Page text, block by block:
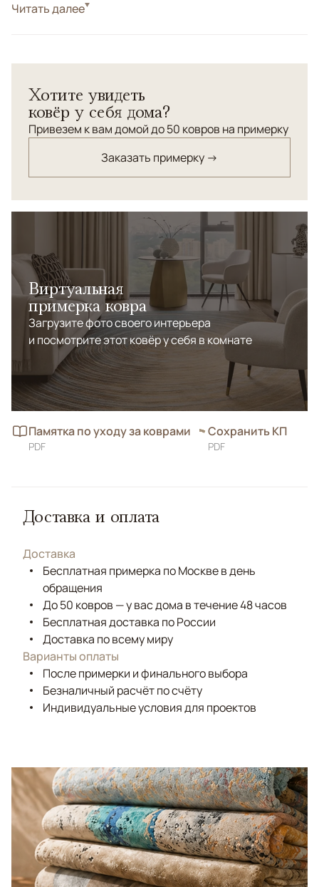
СтильСовременные
оттенка создает превосходный фон для любой
обстановки в стиле урбанистического шика.
Читать далее
Хотите увидеть
ковёр у себя дома?
Привезем к вам домой до 50 ковров на примерку
Заказать примерку →
Виртуальная
примерка ковра
Загрузите фото своего интерьера
и посмотрите этот ковёр у себя в комнате
Памятка по уходу за коврами
PDF
Сохранить КП
PDF
Доставка и оплата
Доставка
Бесплатная примерка по Москве в день
обращения
До 50 ковров — у вас дома в течение 48 часов
Бесплатная доставка по России
Доставка по всему миру
Варианты оплаты
После примерки и финального выбора
Безналичный расчёт по счёту
Индивидуальные условия для проектов